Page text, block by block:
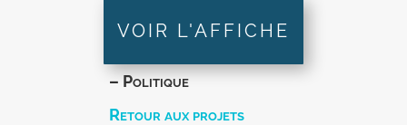
VOIR L'AFFICHE
– Politique
Retour aux projets